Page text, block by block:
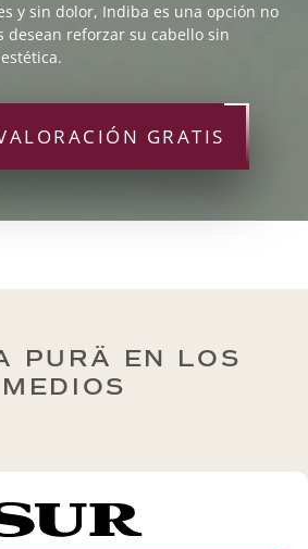
y sin dolor, Indiba es una opción no
desean reforzar su cabello sin
GRATIS
PURÄ EN LOS
MEDIOS